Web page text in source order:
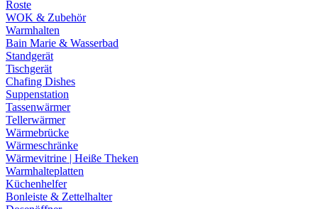
Roste
WOK & Zubehör
Warmhalten
Bain Marie & Wasserbad
Standgerät
Tischgerät
Chafing Dishes
Suppenstation
Tassenwärmer
Tellerwärmer
Wärmebrücke
Wärmeschränke
Wärmevitrine | Heiße Theken
Warmhalteplatten
Küchenhelfer
Bonleiste & Zettelhalter